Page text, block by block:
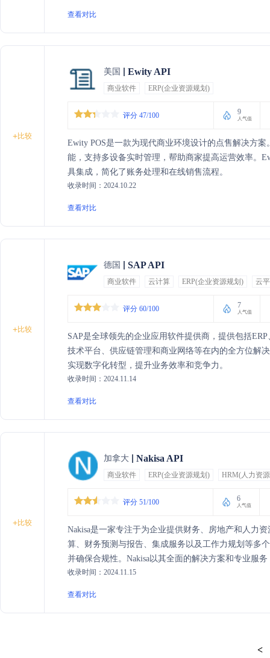
查看对比
+比较
美国 Ewity API
商业软件 ERP(企业资源规划)
评分 47/100 9
人气值
Ewity POS是一款为现代商业环境设计的点售解决方
能，支持多设备实时管理，帮助商家提高运营效率。
具集成，简化了账务处理和在线销售流程。
收录时间：2024.10.22
查看对比
+比较
德国 SAP API
商业软件 云计算 ERP(企业资源规划) 云
评分 60/100 7
人气值
SAP是全球领先的企业应用软件提供商，提供包括
技术平台、供应链管理和商业网络等在内的全方位解
实现数字化转型，提升业务效率和竞争力。
收录时间：2024.11.14
查看对比
+比较
加拿大 Nakisa API
商业软件 ERP(企业资源规划) HRM(人力资
评分 51/100 6
人气值
Nakisa是一家专注于为企业提供财务、房地产和人力
算、财务预测与报告、集成服务以及工作力规划等多
并确保合规性。Nakisa以其全面的解决方案和专业服
领导者的信任。
收录时间：2024.11.15
查看对比
<